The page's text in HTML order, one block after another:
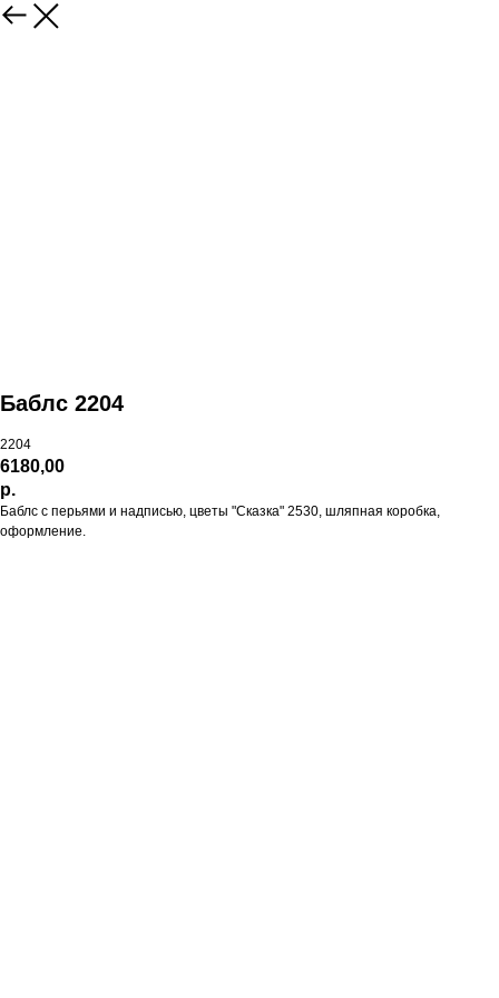
Баблс 2204
2204
6180,00
р.
Баблс с перьями и надписью, цветы "Сказка" 2530, шляпная коробка,
оформление.